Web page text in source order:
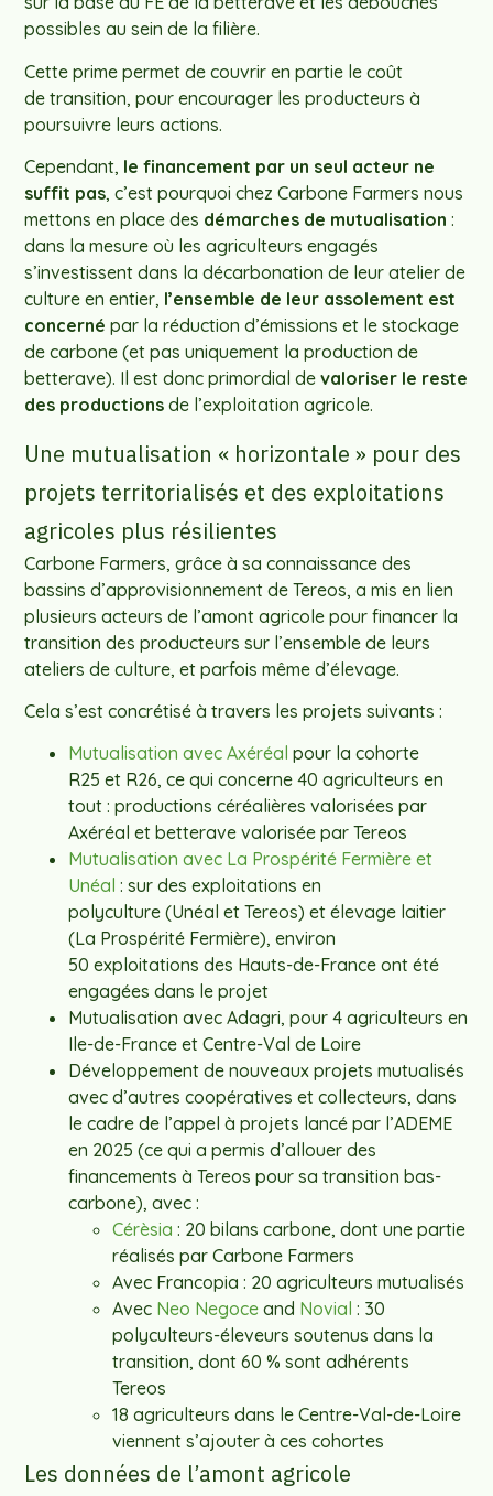
possibles au sein de la filière.
Cette prime permet de couvrir en partie le coût
de transition, pour encourager les producteurs à
poursuivre leurs actions.
Cependant, le financement par un seul acteur ne
suffit pas, c’est pourquoi chez Carbone Farmers nous
mettons en place des démarches de mutualisation :
dans la mesure où les agriculteurs engagés
s’investissent dans la décarbonation de leur atelier de
culture en entier, l’ensemble de leur assolement est
concerné par la réduction d’émissions et le stockage
de carbone (et pas uniquement la production de
betterave). Il est donc primordial devaloriser le reste
des productionsde l’exploitation agricole.
Une mutualisation « horizontale » pour des
projets territorialisés et des exploitations
agricoles plus résilientes
Carbone Farmers, grâce à sa connaissance des
bassins d’approvisionnement de Tereos, a mis en lien
plusieurs acteurs de l’amont agricole pour financer la
transition des producteurs sur l’ensemble de leurs
ateliers de culture, et parfois même d’élevage.
Cela s’est concrétisé à travers les projets suivants :
Mutualisation avec Axéréalpour la cohorte
R25 et R26, ce qui concerne 40 agriculteurs en
tout : productions céréalières valorisées par
Axéréal et betterave valorisée par Tereos
Mutualisation avec La Prospérité Fermière et
Unéal : sur des exploitations en
polyculture (Unéal et Tereos) et élevage laitier
(La Prospérité Fermière), environ
50 exploitations des Hauts-de-France ont été
engagées dans le projet
Mutualisation avec Adagri, pour 4 agriculteurs en
Ile-de-France et Centre-Val de Loire
Développement de nouveaux projets mutualisés
avec d’autres coopératives et collecteurs, dans
le cadre de l’appel à projets lancé par l’ADEME
en 2025 (ce qui a permis d’allouer des
financements à Tereos pour sa transition bas-
carbone), avec :
Cérèsia : 20 bilans carbone, dont une partie
réalisés par Carbone Farmers
Avec Francopia : 20 agriculteurs mutualisés
Avec Neo Negoce and Novial : 30
polyculteurs-éleveurs soutenus dans la
transition, dont 60 % sont adhérents
Tereos
18 agriculteurs dans le Centre-Val-de-Loire
viennent s’ajouter à ces cohortes
Les données de l’amont agricole